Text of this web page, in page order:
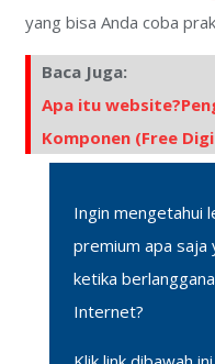
yang bisa Anda coba
Baca Juga:
Apa itu
Komponen (Free
Ingin mengetahui
premium apa saja
ketika
Internet?